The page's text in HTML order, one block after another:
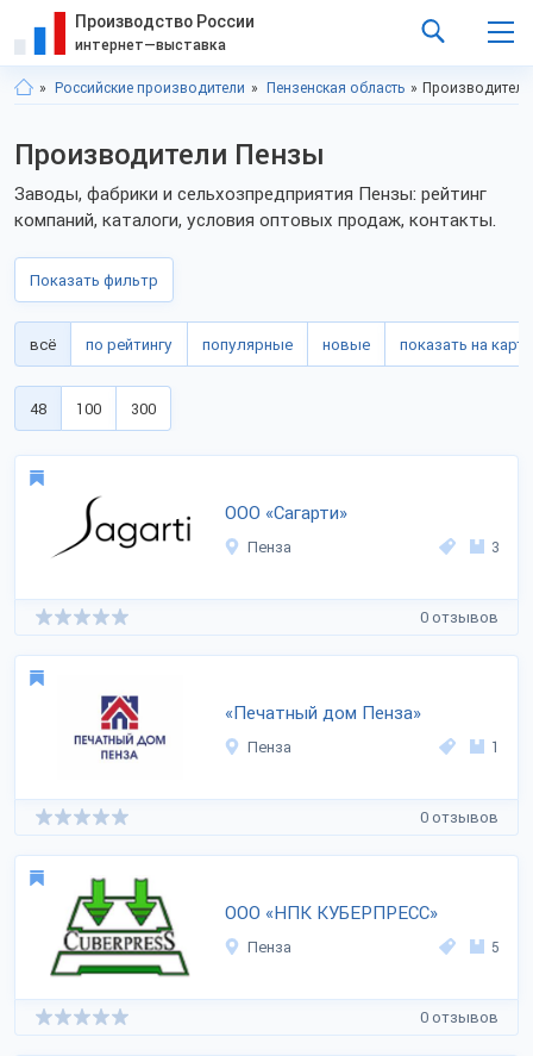
Производство России
интернет—выставка
Российские производители Пензенская область
Производители Пензы
Заводы, фабрики и сельхозпредприятия Пензы: рейтинг
компаний, каталоги, условия оптовых продаж, контакты.
Показать фильтр
всё по рейтингу популярные новые показать на карте
48 100 300
ООО «Сагарти»
Пенза 3
0 отзывов
«Печатный дом Пенза»
Пенза 1
0 отзывов
ООО «НПК КУБЕРПРЕСС»
Пенза 5
0 отзывов